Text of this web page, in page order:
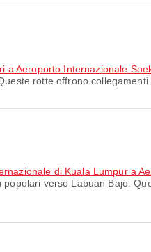
a Aeroporto Internazionale
rotte offrono collegamenti
di Kuala Lumpur a
verso Labuan Bajo.